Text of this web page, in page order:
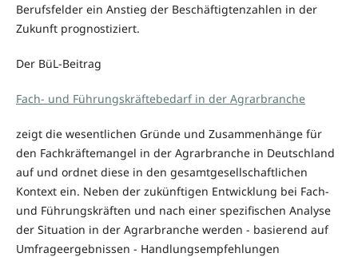
Berufsfelder ein Anstieg der Beschäftigtenzahlen in der
Zukunft prognostiziert.
Der BüL-Beitrag
Fach- und Führungskräftebedarf in der Agrarbranche
zeigt die wesentlichen Gründe und Zusammenhänge für
den Fachkräftemangel in der Agrarbranche in Deutschland
auf und ordnet diese in den gesamtgesellschaftlichen
Kontext ein. Neben der zukünftigen Entwicklung bei Fach-
und Führungskräften und nach einer spezifischen Analyse
der Situation in der Agrarbranche werden - basierend auf
Umfrageergebnissen - Handlungsempfehlungen